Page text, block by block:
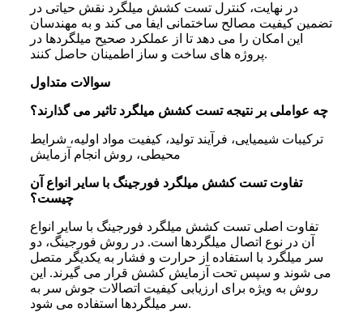
در نهایت، کنترل تست کشش میلگرد نقش حیاتی در
تضمین کیفیت مصالح ساختمانی ایفا می کند و به مهندسان
این امکان را می دهد تا از عملکرد صحیح میلگردها در
پروژههای ساخت و ساز اطمینان حاصل کنند.
سوالات متداول
چه عواملی بر نتیجه تست کشش میلگرد تاثیر می گذارند؟
ترکیبات شیمیایی، فرآیند تولید،کیفیت مواد اولیه، شرایط
محیطی، روش انجام آزمایش
تفاوت تست کشش میلگرد فورجینگ با سایر انواع آن
چیست؟
تفاوت اصلی تست کشش میلگرد فورجینگ با سایر انواع
آن در نوع اتصال میلگردها است. در روش فورجینگ، دو
سر میلگرد با استفاده از حرارت و فشار به یکدیگر متصل
می شوند و سپس تحت آزمایش کشش قرار می گیرند. این
روش به ویژه برای ارزیابی کیفیت اتصالات جوش سر به
سر میلگردها استفاده میشود.